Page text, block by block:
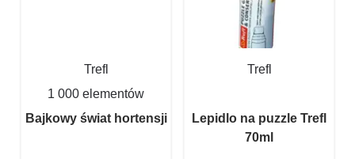
Trefl
1 000 elementów
Bajkowy świat hortensji
Trefl
Lepidlo na puzzle Trefl
70ml